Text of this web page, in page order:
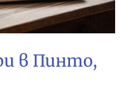
в Пинто,